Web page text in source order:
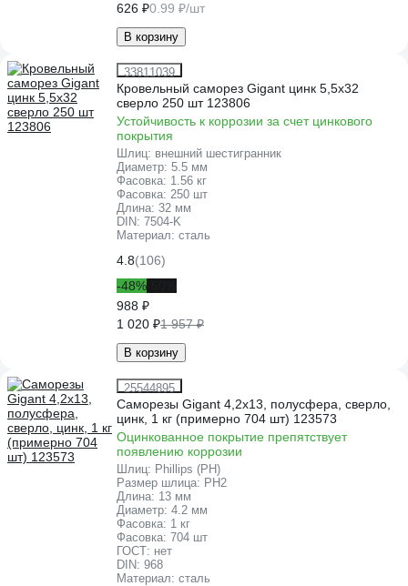
626 ₽0.99 ₽/шт
В корзину
33811039
Кровельный саморез Gigant цинк 5,5x32
сверло 250 шт 123806
Устойчивость к коррозии за счет цинкового
покрытия
Шлиц: внешний шестигранник
Диаметр: 5.5 мм
Фасовка: 1.56 кг
Фасовка: 250 шт
Длина: 32 мм
DIN: 7504-K
Материал: сталь
4.8(106)
-48%
988 ₽
1 020 ₽1 957 ₽
В корзину
25544895
Саморезы Gigant 4,2x13, полусфера, сверло,
цинк, 1 кг (примерно 704 шт) 123573
Оцинкованное покрытие препятствует
появлению коррозии
Шлиц: Phillips (PH)
Размер шлица: PH2
Длина: 13 мм
Диаметр: 4.2 мм
Фасовка: 1 кг
Фасовка: 704 шт
ГОСТ: нет
DIN: 968
Материал: сталь